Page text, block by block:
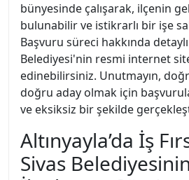
bünyesinde çalışarak, ilçenin
bulunabilir ve istikrarlı bir işe
Başvuru süreci hakkında
Belediyesi'nin resmi internet
edinebilirsiniz. Unutmayın,
doğru aday olmak için
ve eksiksiz bir şekilde
Altınyayla’da İş
Sivas